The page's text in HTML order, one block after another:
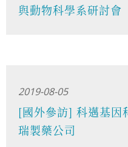
與動物科學系研討會
2019-08-05
[國外參訪] 科邁基
瑞製藥公司